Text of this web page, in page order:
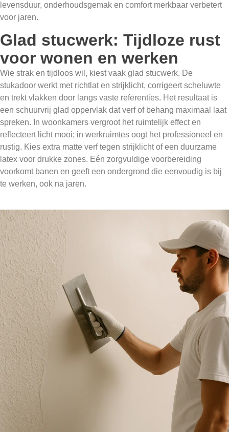
levensduur, onderhoudsgemak en comfort merkbaar verbetert
voor jaren.
Glad stucwerk: Tijdloze rust
voor wonen en werken
Wie strak en tijdloos wil, kiest vaak glad stucwerk. De
stukadoor werkt met richtlat en strijklicht, corrigeert scheluwte
en trekt vlakken door langs vaste referenties. Het resultaat is
een schuurvrij glad oppervlak dat verf of behang maximaal laat
spreken. In woonkamers vergroot het ruimtelijk effect en
reflecteert licht mooi; in werkruimtes oogt het professioneel en
rustig. Kies extra matte verf tegen strijklicht of een duurzame
latex voor drukke zones. Eén zorgvuldige voorbereiding
voorkomt banen en geeft een ondergrond die eenvoudig is bij
te werken, ook na jaren.